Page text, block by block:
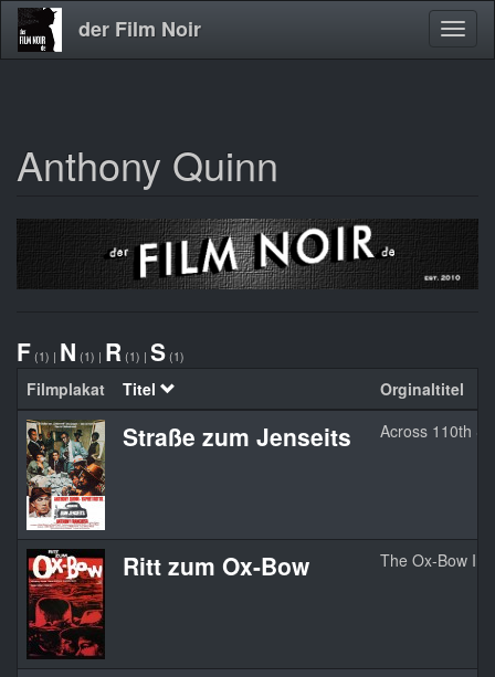
Direkt
zum
der Film Noir
Anthony Quinn
F (1) | N (1) | R (1) | S (1)
Filmplakat Titel Orginaltitel
Straße zum Jenseits Across 110th
Ritt zum Ox-Bow The Ox-Bow